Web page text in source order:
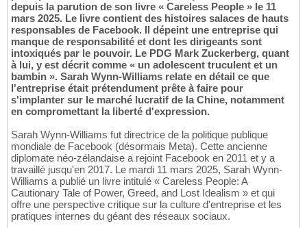
depuis la parution de son livre « Careless People » le 11
mars 2025. Le livre contient des histoires salaces de hauts
responsables de Facebook. Il dépeint une entreprise qui
manque de responsabilité et dont les dirigeants sont
intoxiqués par le pouvoir. Le PDG Mark Zuckerberg, quant
à lui, y est décrit comme « un adolescent truculent et un
bambin ». Sarah Wynn-Williams relate en détail ce que
l'entreprise était prétendument prête à faire pour
s'implanter sur le marché lucratif de la Chine, notamment
en compromettant la liberté d'expression.
Sarah Wynn-Williams fut directrice de la politique publique
mondiale de Facebook (désormais Meta). Cette ancienne
diplomate néo-zélandaise a rejoint Facebook en 2011 et y a
travaillé jusqu'en 2017. Le mardi 11 mars 2025, Sarah Wynn-
Williams a publié un livre intitulé « Careless People: A
Cautionary Tale of Power, Greed, and Lost Idealism » et qui
offre une perspective critique sur la culture d'entreprise et les
pratiques internes du géant des réseaux sociaux.